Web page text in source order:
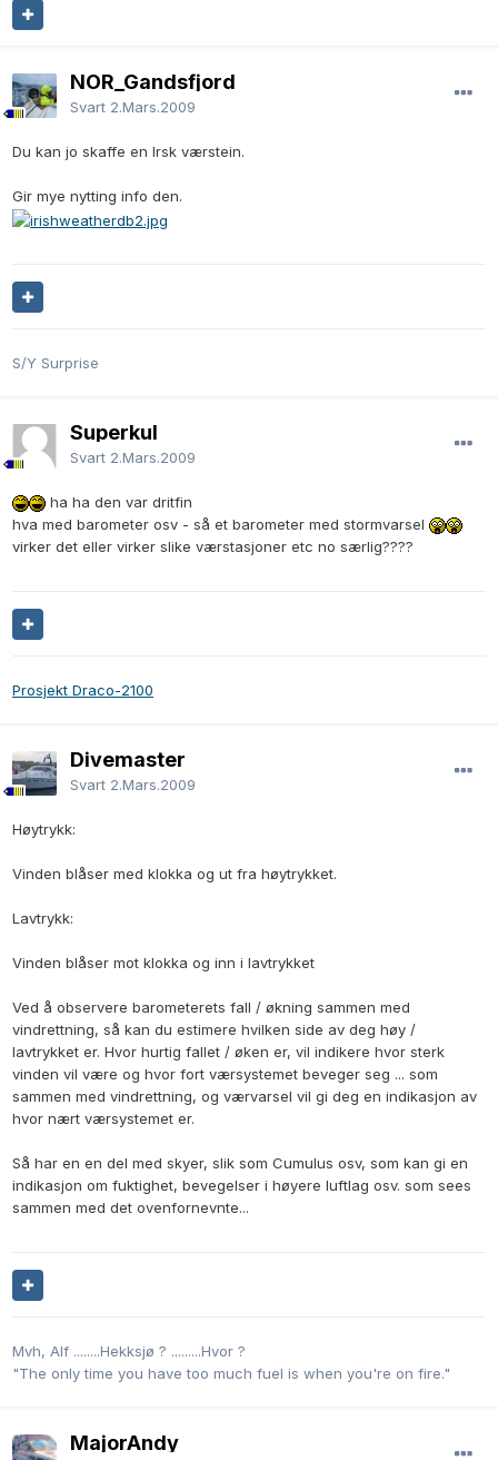
NOR_Gandsfjord
Svart 2.Mars.2009
Du kan jo skaffe en Irsk værstein.
Gir mye nytting info den.
S/Y Surprise
Superkul
Svart 2.Mars.2009
ha ha den var dritfin
hva med barometer osv - så et barometer med stormvarsel
virker det eller virker slike værstasjoner etc no særlig????
Prosjekt Draco-2100
Divemaster
Svart 2.Mars.2009
Høytrykk:
Vinden blåser med klokka og ut fra høytrykket.
Lavtrykk:
Vinden blåser mot klokka og inn i lavtrykket
Ved å observere barometerets fall / økning sammen med
vindrettning, så kan du estimere hvilken side av deg høy /
lavtrykket er. Hvor hurtig fallet / øken er, vil indikere hvor sterk
vinden vil være og hvor fort værsystemet beveger seg ... som
sammen med vindrettning, og værvarsel vil gi deg en indikasjon av
hvor nært værsystemet er.
Så har en en del med skyer, slik som Cumulus osv, som kan gi en
indikasjon om fuktighet, bevegelser i høyere luftlag osv. som sees
sammen med det ovenfornevnte...
Mvh, Alf ........Hekksjø ? .........Hvor ?
"The only time you have too much fuel is when you're on fire."
MajorAndy